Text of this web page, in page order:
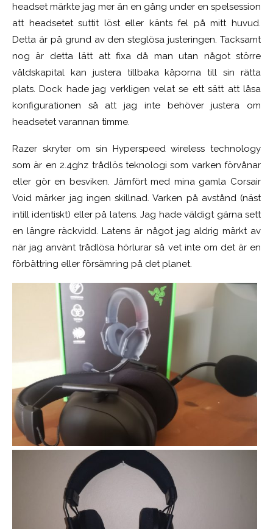
headset märkte jag mer än en gång under en spelsession
att headsetet suttit löst eller känts fel på mitt huvud.
Detta är på grund av den steglösa justeringen. Tacksamt
nog är detta lätt att fixa då man utan något större
våldskapital kan justera tillbaka kåporna till sin rätta
plats. Dock hade jag verkligen velat se ett sätt att låsa
konfigurationen så att jag inte behöver justera om
headsetet varannan timme.
Razer skryter om sin Hyperspeed wireless technology
som är en 2.4ghz trådlös teknologi som varken förvånar
eller gör en besviken. Jämfört med mina gamla Corsair
Void märker jag ingen skillnad. Varken på avstånd (näst
intill identiskt) eller på latens. Jag hade väldigt gärna sett
en längre räckvidd. Latens är något jag aldrig märkt av
när jag använt trådlösa hörlurar så vet inte om det är en
förbättring eller försämring på det planet.